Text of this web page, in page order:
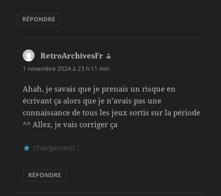
RÉPONDRE
RetroArchivesFr
1 novembre 2024 à 23 h 11 min
Ahah, je savais que je prenais un risque en
écrivant ça alors que je n’avais pas une
connaissance de tous les jeux sortis sur la période
^^ Allez, je vais corriger ça
chargement…
RÉPONDRE